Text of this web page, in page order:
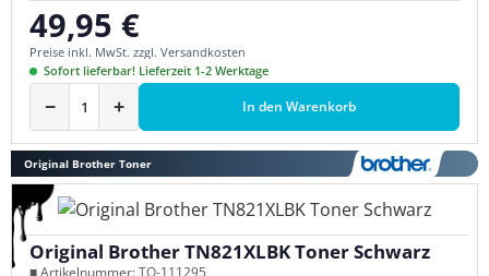
Regulärer Preis:
49,95 €
Preise inkl. MwSt. zzgl. Versandkosten
Sofort lieferbar! Lieferzeit 1-2 Werktage
− + In den Warenkorb
Original Brother Toner
Original Brother TN821XLBK Toner Schwarz
■ Artikelnummer: TO-111295